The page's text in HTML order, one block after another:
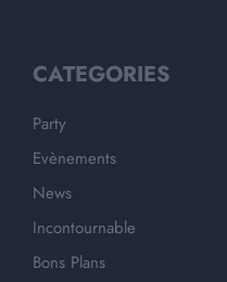
CATEGORIES
Party
Evènements
News
Incontournable
Bons Plans